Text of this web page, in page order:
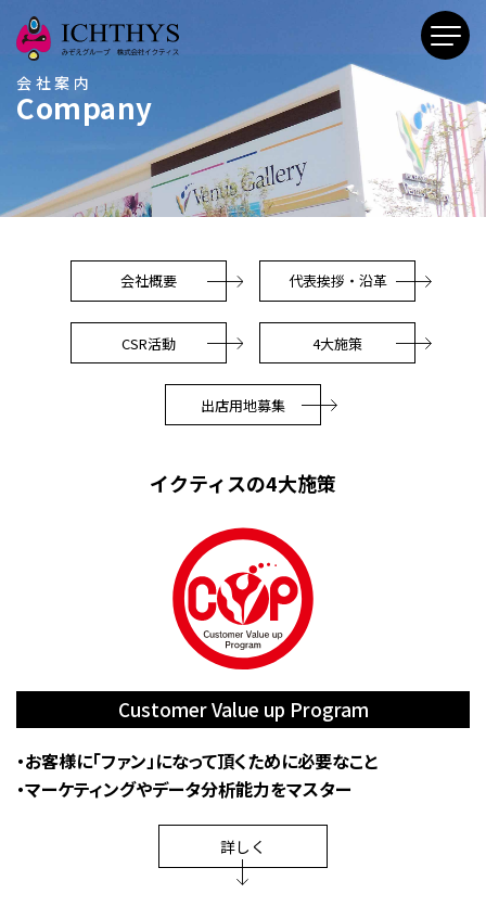
会社案内
Company
会社概要 代表挨拶・沿革
CSR活動 4大施策
出店用地募集
イクティスの4大施策
Customer Value up Program
・お客様に「ファン」になって頂くために必要なこと
・マーケティングやデータ分析能力をマスター
詳しく